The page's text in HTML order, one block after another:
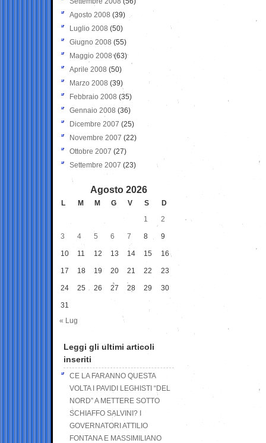
Agosto 2008 (39)
Luglio 2008 (50)
Giugno 2008 (55)
Maggio 2008(63)
Aprile 2008 (50)
Marzo 2008 (39)
Febbraio 2008 (35)
Gennaio 2008 (36)
Dicembre 2007 (25)
Novembre 2007 (22)
Ottobre 2007 (27)
Settembre 2007 (23)
Agosto 2026
L M M G V S
D
1
2
3 4 5 6 7 8 9
10 11 12 13 14 15 16
17 18 19 20 21 22 23
24 25 26 27 28 29 30
31
« Lug
Leggi gli ultimi articoli
inseriti
CE LA FARANNO QUESTA
VOLTA I PAVIDI LEGHISTI “DEL
NORD” A METTERE SOTTO
SCHIAFFO SALVINI? I
GOVERNATORI ATTILIO
FONTANA E MASSIMILIANO